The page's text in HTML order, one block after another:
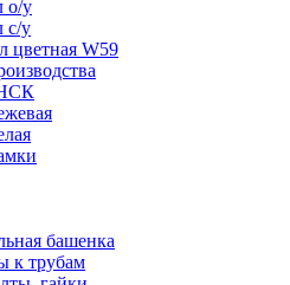
о/у
с/у
цветная W59
башенка
к трубам